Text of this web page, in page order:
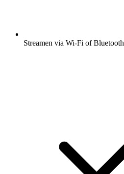
Streamen via Wi-Fi of Bluetooth